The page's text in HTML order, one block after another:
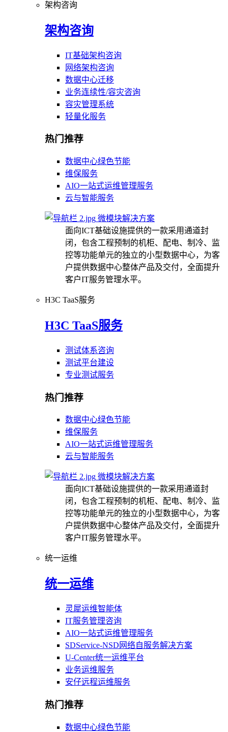
架构咨询
架构咨询
IT基础架构咨询
网络架构咨询
数据中心迁移
业务连续性/容灾咨询
容灾管理系统
轻量化服务
热门推荐
数据中心绿色节能
维保服务
AIO一站式运维管理服务
云与智能服务
微模块解决方案
面向ICT基础设施提供的一款采用通道封
闭，包含工程预制的机柜、配电、制冷、监
控等功能单元的独立的小型数据中心，为客
户提供数据中心整体产品及交付，全面提升
客户IT服务管理水平。
H3C TaaS服务
H3C TaaS服务
测试体系咨询
测试平台建设
专业测试服务
热门推荐
数据中心绿色节能
维保服务
AIO一站式运维管理服务
云与智能服务
微模块解决方案
面向ICT基础设施提供的一款采用通道封
闭，包含工程预制的机柜、配电、制冷、监
控等功能单元的独立的小型数据中心，为客
户提供数据中心整体产品及交付，全面提升
客户IT服务管理水平。
统一运维
统一运维
灵犀运维智能体
IT服务管理咨询
AIO一站式运维管理服务
SDService-NSD网络自服务解决方案
U-Center统一运维平台
业务运维服务
安仔远程运维服务
热门推荐
数据中心绿色节能